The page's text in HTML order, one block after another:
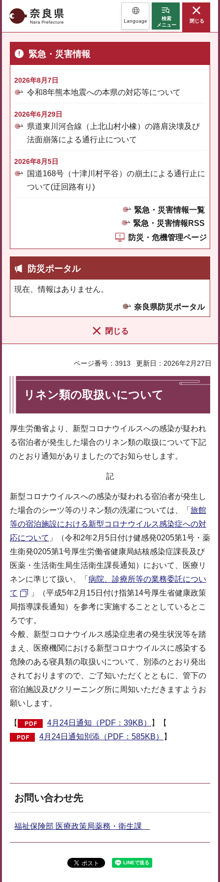
奈良県 Language
検索
メニュー
閉じる
緊急・災害情報
2026年8月7日
令和8年熊本地震への本県の対応等について
2026年6月29日
県道東川河合線（上北山村小橡）の路肩決壊及び
法面崩落による通行止について
2026年8月5日
国道168号（十津川村平谷）の崩土による通行止に
ついて(迂回路有り)
緊急・災害情報一覧
緊急・災害情報RSS
防災・危機管理ページ
防災ポータル
現在、情報はありません。
奈良県防災ポータル
閉じる
ページ番号：3913 更新日：2026年2月27日
リネン類の取扱いについて
厚生労働省より、新型コロナウイルスへの感染が疑われ
る宿泊者が発生した場合のリネン類の取扱について下記
のとおり通知がありましたのでお知らせします。
記
新型コロナウイルスへの感染が疑われる宿泊者が発生し
た場合のシーツ等のリネン類の洗濯については、「 旅館
等の宿泊施設における新型コロナウイルス感染症への対
応について 」（令和2年2月5日付け健感発0205第1号・薬
生衛発0205第1号厚生労働省健康局結核感染症課長及び
医薬・生活衛生局生活衛生課長通知）において、医療リ
ネンに準じて扱い、「 病院、診療所等の業務委託につい
て
」（平成5年2月15日付け指第14号厚生省健康政策
局指導課長通知）を参考に実施することとしているとこ
ろです。
今般、新型コロナウイルス感染症患者の発生状況等を踏
まえ、医療機関における新型コロナウイルスに感染する
危険のある寝具類の取扱いについて、別添のとおり発出
されておりますので、ご了知いただくとともに、管下の
宿泊施設及びクリーニング所に周知いただきますようお
願いします。
【 4月24日通知（PDF：39KB）
】【
4月24日通知別添（PDF：585KB）
】
お問い合わせ先
福祉保険部 医療政策局薬務・衛生課